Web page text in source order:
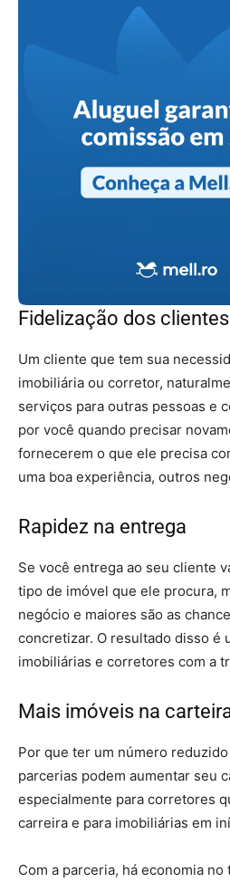
Fidelização dos clientes
Um cliente que tem sua
imobiliária ou corretor,
serviços para outras pessoas e
por você quando precisar
fornecerem o que ele precisa
uma boa experiência, outros
Rapidez na entrega
Se você entrega ao seu cliente
tipo de imóvel que ele procura,
negócio e maiores são as
concretizar. O resultado disso é
imobiliárias e corretores com a
Mais imóveis na
Por que ter um número
parcerias podem aumentar seu
especialmente para corretores
carreira e para imobiliárias em
Com a parceria, há economia